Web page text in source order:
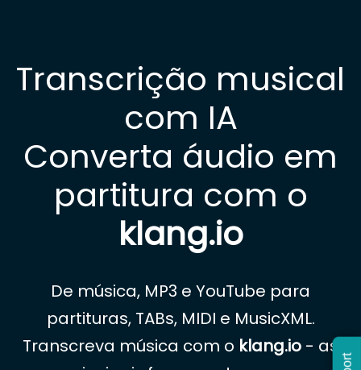
Transcrição musical
com IA
Converta áudio em
partitura com o
klang.io
De música, MP3 e YouTube para
partituras, TABs, MIDI e MusicXML.
Transcreva música com o klang.io - as